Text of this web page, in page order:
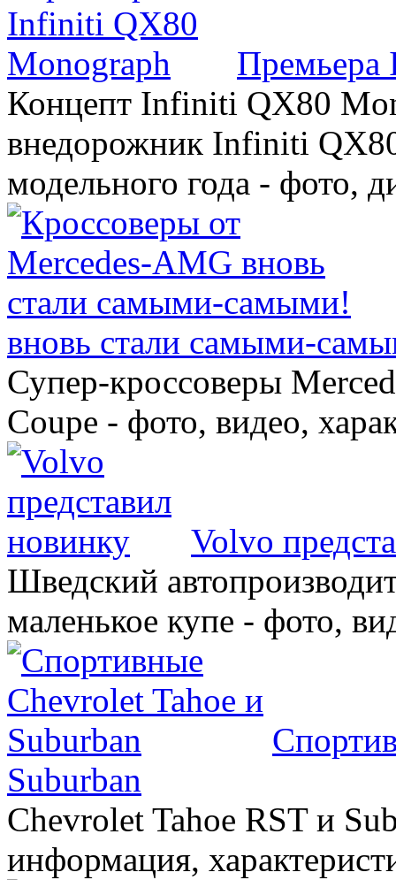
Премьера
Концепт Infiniti QX80
внедорожник Infiniti
модельного года - фото,
вновь стали самыми-
Супер-кроссоверы
Coupe - фото, видео,
Volvo
Шведский
маленькое купе - фото,
Suburban
Chevrolet Tahoe RST и
информация,